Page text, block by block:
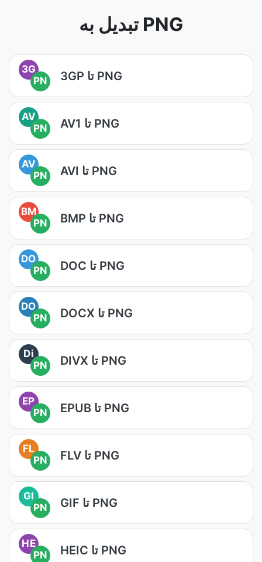
تبدیل به PNG
3G
PN
3GP تا PNG
AV
PN
AV1 تا PNG
AV
PN
AVI تا PNG
BM
PN
BMP تا PNG
DO
PN
DOC تا PNG
DO
PN
DOCX تا PNG
Di
PN
DIVX تا PNG
EP
PN
EPUB تا PNG
FL
PN
FLV تا PNG
GI
PN
GIF تا PNG
HE
PN
HEIC تا PNG